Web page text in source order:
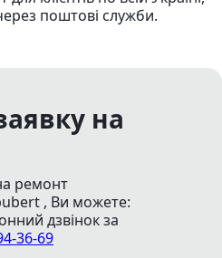
поштові служби.
на
ремонт
, Ви можете:
дзвінокза
36-69